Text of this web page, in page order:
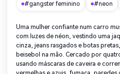
#gangster feminino #neon
Uma mulher confiante num carro
com luzes de néon, vestindo uma
cinza, jeans rasgados e botas
beisebol na mão. Cercado por
usando máscaras de caveira e